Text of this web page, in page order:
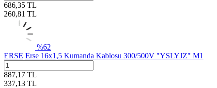
686,35 TL
260,81 TL
%62
ERSE Erse 16x1,5 Kumanda Kablosu 300/500V "YSLYJZ" M1
887,17 TL
337,13 TL